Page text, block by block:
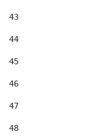
43
44
45
46
47
48